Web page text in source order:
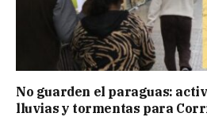
No guarden el paraguas:
lluvias y tormentas para